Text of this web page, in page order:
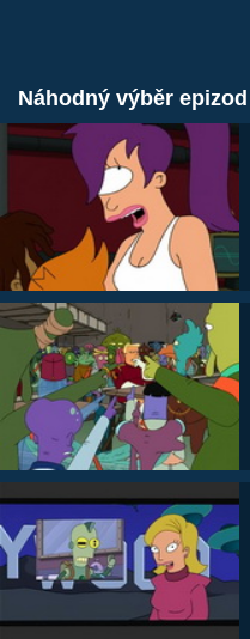
Náhodný výběr epizod